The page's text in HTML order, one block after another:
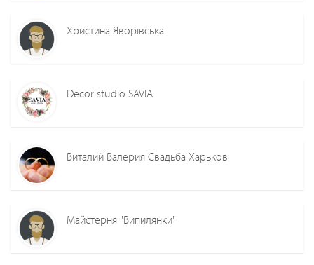
Христина Яворівська
Decor studio SAVIA
Виталий Валерия Свадьба Харьков
Майстерня "Випилянки"